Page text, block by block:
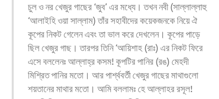
চুল ও নর খেজুর গাছের ‘জুব’ এর মধ্যে। তখন নবী (সাল্লাল্লাহু
‘আলাইহি ওয়া সাল্লাম) তাঁর সহাবীদের কয়েকজনকে নিয়ে ঐ
কূপের নিকট গেলেন এবং তা ভাল করে দেখলেন। কূপের পাড়ে
ছিল খেজুর গাছ। তারপর তিনি ‘আয়িশাহ (রাঃ) এর নিকট ফিরে
এসে বললেনঃ আল্লাহ্‌র কসম! কূপটির পানির (রঙ) মেহদী
মিশ্রিত পানির মতো। আর পার্শ্ববর্তী খেজুর গাছের মাথাগুলো
শয়তানের মাথার মতো। আমি বললামঃ হে আল্লাহর রসূল!